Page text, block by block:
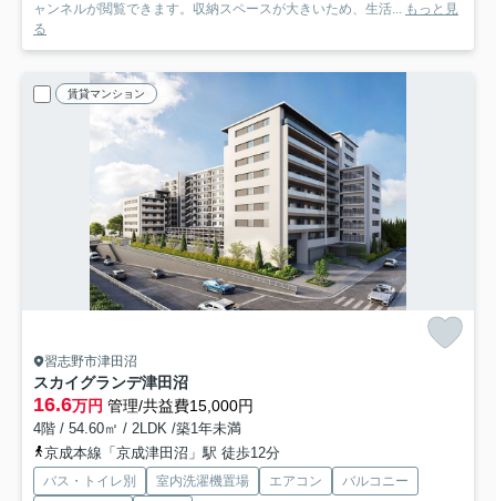
ャンネルが閲覧できます。収納スペースが大きいため、生活... もっと見
る
賃貸マンション
習志野市津田沼
スカイグランデ津田沼
16.6万円 管理/共益費15,000円
4階 / 54.60㎡ / 2LDK /築1年未満
京成本線「京成津田沼」駅 徒歩12分
バス・トイレ別 室内洗濯機置場 エアコン
バルコニー